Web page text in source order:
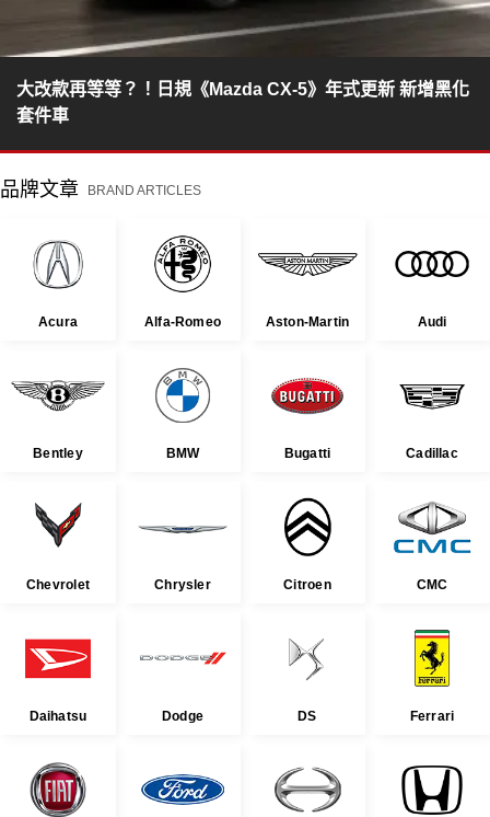
大改款再等等？！日規《Mazda CX-5》年式更新 新增黑化
套件車
品牌文章 BRAND ARTICLES
Acura Alfa-Romeo Aston-Martin Audi
Bentley BMW Bugatti Cadillac
Chevrolet Chrysler Citroen CMC
Daihatsu Dodge DS Ferrari